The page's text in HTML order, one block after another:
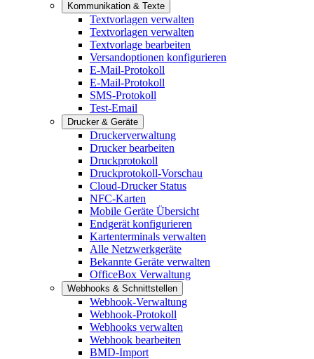
Kommunikation & Texte
Textvorlagen verwalten
Textvorlagen verwalten
Textvorlage bearbeiten
Versandoptionen konfigurieren
E-Mail-Protokoll
E-Mail-Protokoll
SMS-Protokoll
Test-Email
Drucker & Geräte
Druckerverwaltung
Drucker bearbeiten
Druckprotokoll
Druckprotokoll-Vorschau
Cloud-Drucker Status
NFC-Karten
Mobile Geräte Übersicht
Endgerät konfigurieren
Kartenterminals verwalten
Alle Netzwerkgeräte
Bekannte Geräte verwalten
OfficeBox Verwaltung
Webhooks & Schnittstellen
Webhook-Verwaltung
Webhook-Protokoll
Webhooks verwalten
Webhook bearbeiten
BMD-Import